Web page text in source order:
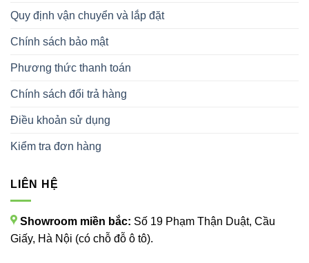
Quy định vận chuyển và lắp đặt
Chính sách bảo mật
Phương thức thanh toán
Chính sách đổi trả hàng
Điều khoản sử dụng
Kiểm tra đơn hàng
LIÊN HỆ
Showroom miền bắc: Số 19 Phạm Thận Duật, Cầu
Giấy, Hà Nội (có chỗ đỗ ô tô).